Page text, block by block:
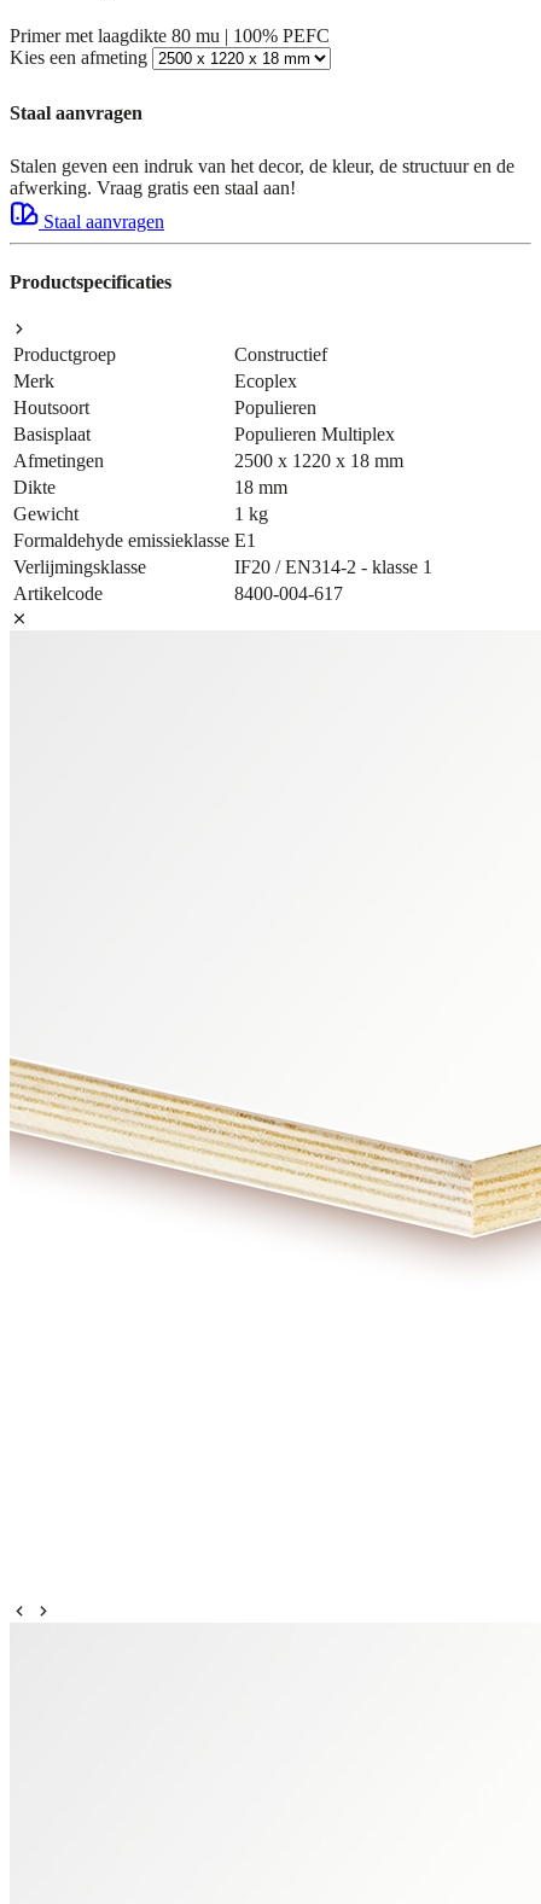
Primer met laagdikte 80 mu | 100% PEFC
Kies een afmeting
Staal aanvragen
Stalen geven een indruk van het decor, de kleur, de structuur en de
afwerking. Vraag gratis een staal aan!
Staal aanvragen
Productspecificaties
Productgroep
Constructief
Merk
Ecoplex
Houtsoort
Populieren
Basisplaat
Populieren Multiplex
Afmetingen
2500 x 1220 x 18 mm
Dikte
18 mm
Gewicht
1 kg
Formaldehyde emissieklasse E1
Verlijmingsklasse
IF20 / EN314-2 - klasse 1
Artikelcode
8400-004-617